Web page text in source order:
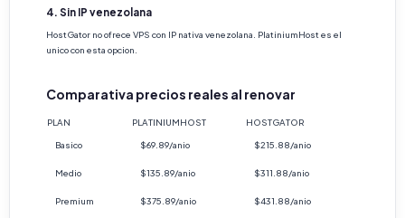
4. Sin IP venezolana
HostGator no ofrece VPS con IP nativa venezolana. PlatiniumHost es el
unico con esta opcion.
Comparativa precios reales al renovar
PLAN PLATINIUMHOST HOSTGATOR
Basico $69.89/anio $215.88/anio
Medio $135.89/anio $311.88/anio
Premium $375.89/anio $431.88/anio